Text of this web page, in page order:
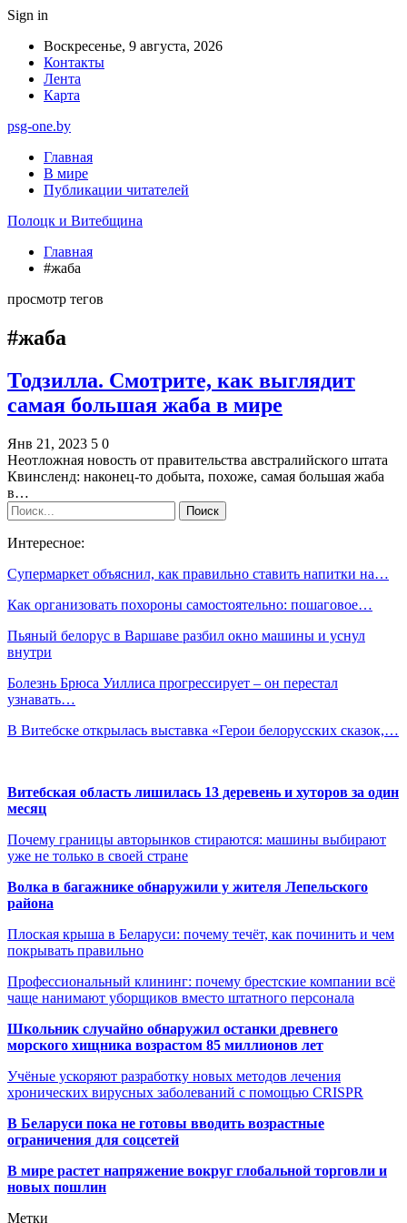
Sign in
Воскресенье, 9 августа, 2026
Контакты
Лента
Карта
psg-one.by
Главная
В мире
Публикации читателей
Полоцк и Витебщина
Главная
#жаба
просмотр тегов
#жаба
Тодзилла. Смотрите, как выглядит
самая большая жаба в мире
Янв 21, 2023 5 0
Неотложная новость от правительства австралийского штата
Квинсленд: наконец-то добыта, похоже, самая большая жаба
в…
Интересное:
Супермаркет объяснил, как правильно ставить напитки на…
Как организовать похороны самостоятельно: пошаговое…
Пьяный белорус в Варшаве разбил окно машины и уснул
внутри
Болезнь Брюса Уиллиса прогрессирует – он перестал
узнавать…
В Витебске открылась выставка «Герои белорусских сказок,…
Витебская область лишилась 13 деревень и хуторов за один
месяц
Почему границы авторынков стираются: машины выбирают
уже не только в своей стране
Волка в багажнике обнаружили у жителя Лепельского
района
Плоская крыша в Беларуси: почему течёт, как починить и чем
покрывать правильно
Профессиональный клининг: почему брестские компании всё
чаще нанимают уборщиков вместо штатного персонала
Школьник случайно обнаружил останки древнего
морского хищника возрастом 85 миллионов лет
Учёные ускоряют разработку новых методов лечения
хронических вирусных заболеваний с помощью CRISPR
В Беларуси пока не готовы вводить возрастные
ограничения для соцсетей
В мире растет напряжение вокруг глобальной торговли и
новых пошлин
Метки